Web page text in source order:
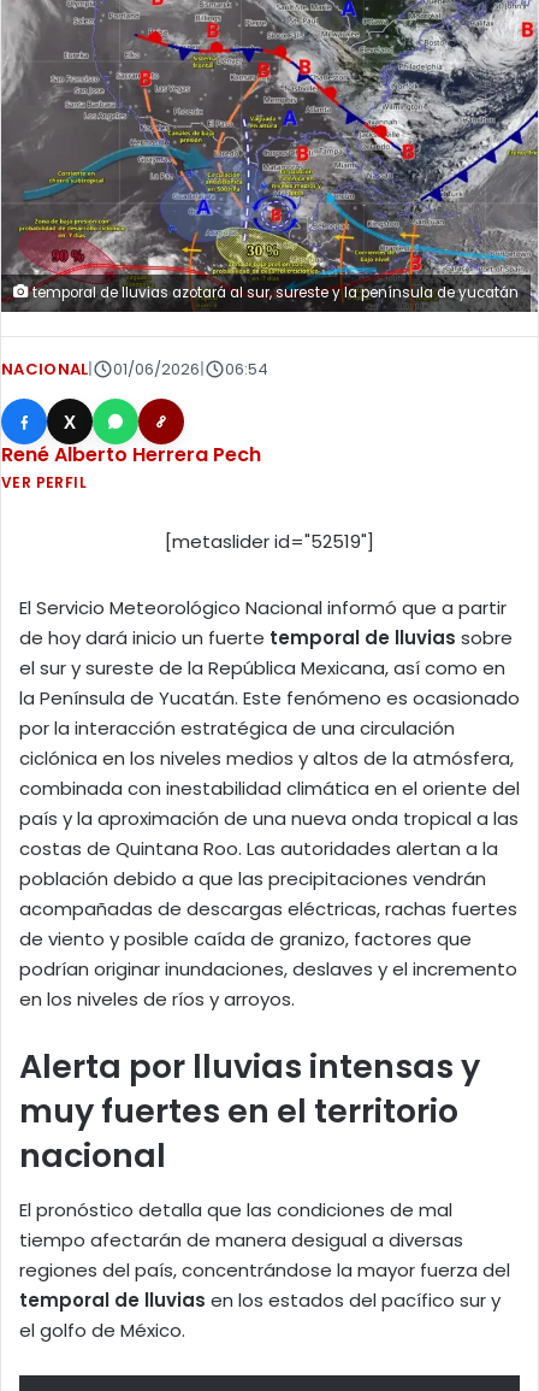
temporal de lluvias azotará al sur, sureste y la península de yucatán
NACIONAL 01/06/2026 06:54
X
René Alberto Herrera Pech
VER PERFIL
[metaslider id="52519"]
El Servicio Meteorológico Nacional informó que a partir
de hoy dará inicio un fuerte temporal de lluvias sobre
el sur y sureste de la República Mexicana, así como en
la Península de Yucatán. Este fenómeno es ocasionado
por la interacción estratégica de una circulación
ciclónica en los niveles medios y altos de la atmósfera,
combinada con inestabilidad climática en el oriente del
país y la aproximación de una nueva onda tropical a las
costas de Quintana Roo. Las autoridades alertan a la
población debido a que las precipitaciones vendrán
acompañadas de descargas eléctricas, rachas fuertes
de viento y posible caída de granizo, factores que
podrían originar inundaciones, deslaves y el incremento
en los niveles de ríos y arroyos.
Alerta por lluvias intensas y
muy fuertes en el territorio
nacional
El pronóstico detalla que las condiciones de mal
tiempo afectarán de manera desigual a diversas
regiones del país, concentrándose la mayor fuerza del
temporal de lluvias en los estados del pacífico sur y
el golfo de México.